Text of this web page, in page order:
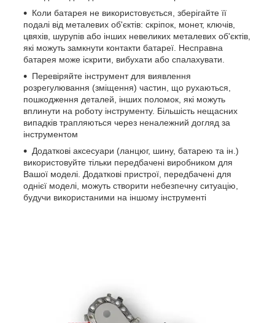
Коли батарея не використовується, зберігайте її
подалі від металевих об'єктів: скріпок, монет, ключів,
цвяхів, шурупів або інших невеликих металевих об'єктів,
які можуть замкнути контакти батареї. Несправна
батарея може іскрити, вибухати або спалахувати.
Перевіряйте інструмент для виявлення
розрегулювання (зміщення) частин, що рухаються,
пошкодження деталей, інших поломок, які можуть
вплинути на роботу інструменту. Більшість нещасних
випадків трапляються через неналежний догляд за
інструментом
Додаткові аксесуари (ланцюг, шину, батарею та ін.)
використовуйте тільки передбачені виробником для
Вашої моделі. Додаткові пристрої, передбачені для
однієї моделі, можуть створити небезпечну ситуацію,
будучи використаними на іншому інструменті